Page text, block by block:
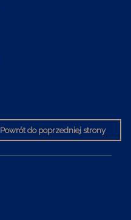
Powrót do poprzedniej strony